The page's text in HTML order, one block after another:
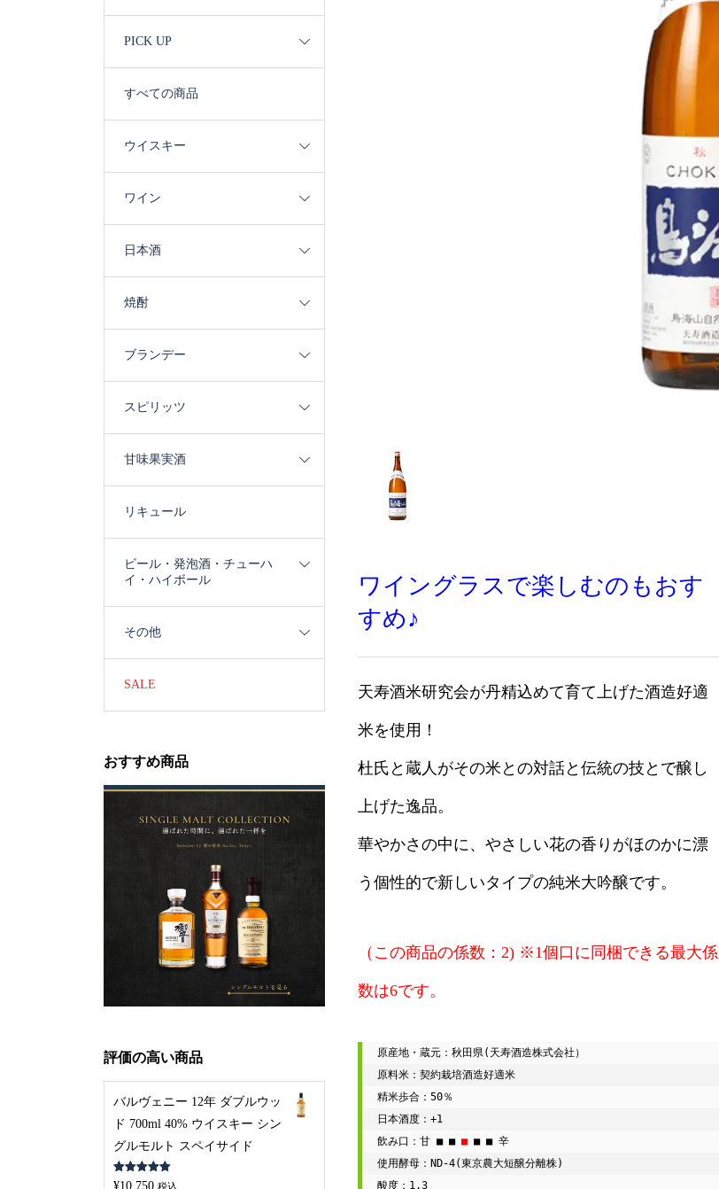
ワイングラスで楽しむのもおす
すめ♪
天寿酒米研究会が丹精込めて育て上げた酒造好適
米を使用！
杜氏と蔵人がその米との対話と伝統の技とで醸し
上げた逸品。
華やかさの中に、やさしい花の香りがほのかに漂
う個性的で新しいタイプの純米大吟醸です。
（この商品の係数：2) ※1個口に同梱できる最大係
数は6です。
原産地・蔵元：秋田県(天寿酒造株式会社）
原料米：契約栽培酒造好適米
精米歩合：50％
日本酒度：+1
飲み口：甘 ■ ■ ■ ■ ■ 辛
使用酵母：ND-4(東京農大短醸分離株)
酸度：1.3
PICK UP
すべての商品
ウイスキー
ワイン
日本酒
焼酎
ブランデー
スピリッツ
甘味果実酒
リキュール
ビール・発泡酒・チューハ
イ・ハイボール
その他
SALE
おすすめ商品
評価の高い商品
バルヴェニー 12年 ダブルウッ
ド 700ml 40% ウイスキー シン
グルモルト スペイサイド
5段階中5.00
¥10,750 税込